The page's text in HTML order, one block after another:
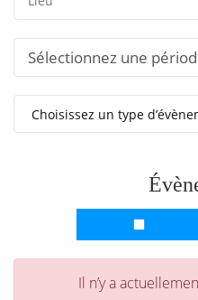
Sélectionnez une
Il n’y a